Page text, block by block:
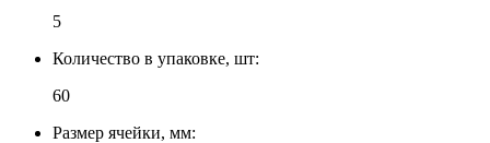
5
Количество в упаковке, шт:
60
Размер ячейки, мм: